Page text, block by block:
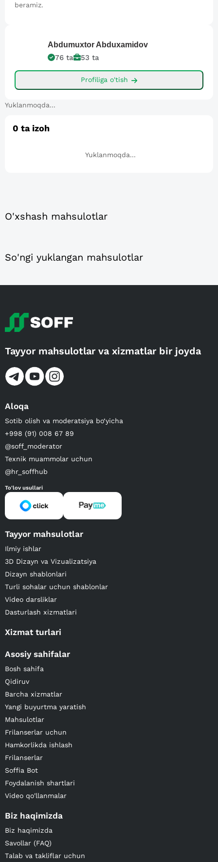
beramiz.
Abdumuxtor Abduxamidov
76 ta 53 ta
Profiliga o'tish
Yuklanmoqda...
0 ta izoh
Yuklanmoqda...
O'xshash mahsulotlar
So'ngi yuklangan mahsulotlar
Tayyor mahsulotlar va xizmatlar bir joyda
Aloqa
Sotib olish va moderatsiya bo‘yicha
+998 (91) 008 67 89
@soff_moderator
Texnik muammolar uchun
@hr_soffhub
To'lov usullari
Tayyor mahsulotlar
Ilmiy ishlar
3D Dizayn va Vizualizatsiya
Dizayn shablonlari
Turli sohalar uchun shablonlar
Video darsliklar
Dasturlash xizmatlari
Xizmat turlari
Asosiy sahifalar
Bosh sahifa
Qidiruv
Barcha xizmatlar
Yangi buyurtma yaratish
Mahsulotlar
Frilanserlar uchun
Hamkorlikda ishlash
Frilanserlar
Soffia Bot
Foydalanish shartlari
Video qo'llanmalar
Biz haqimizda
Biz haqimizda
Savollar (FAQ)
Talab va takliflar uchun